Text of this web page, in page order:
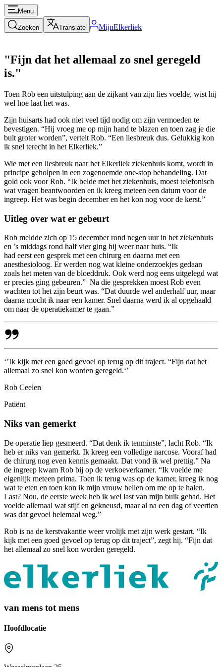
Menu
Zoeken Translate MijnElkerliek
"Fijn dat het allemaal zo snel geregeld
is."
Toen Rob een uitstulping aan de zijkant van zijn lies voelde, wist hij
wel hoe laat het was.
Zijn huisarts had ook niet veel tijd nodig om zijn vermoeden te
bevestigen. “Hij vroeg me op mijn hand te blazen en toen zag je die
bult groter worden”, vertelt Rob. “Een liesbreuk dus. Gelukkig kon
ik snel terecht in het Elkerliek.”
Wie met een liesbreuk naar het Elkerliek ziekenhuis komt, wordt in
principe geholpen in een zogenoemde one-stop behandeling. Dat
gold ook voor Rob. “Ik belde met het ziekenhuis, moest telefonisch
wat vragen beantwoorden en ik kreeg meteen een datum voor de
ingreep. Het was begin december en het kon nog voor de kerst.”
Uitleg over wat er gebeurt
Rob meldde zich op 15 december rond negen uur in het ziekenhuis
en ’s middags rond half vier ging hij weer naar huis. “Ik
had eerst een gesprek met een chirurg en daarna met een
anesthesioloog. Er werden nog wat kleine onderzoekjes gedaan
zoals het meten van de bloeddruk. Ook werd nog eens uitgelegd wat
er precies ging gebeuren.” Na die gesprekken moest Rob even
wachten tot het zijn beurt was. “Dat duurde wel anderhalf uur, maar
daarna mocht ik naar een kamer. Snel daarna werd ik al opgehaald
om naar de operatiekamer te gaan.”
‘’Ik kijk met een goed gevoel op terug op dit traject. “Fijn dat het
allemaal zo snel kon worden geregeld.‘’
Rob Ceelen
Patiënt
Niks van gemerkt
De operatie liep gesmeerd. “Dat denk ik tenminste”, lacht Rob. “Ik
heb er niks van gemerkt. Ik kreeg een volledige narcose. Vooraf had
de chirurg nog even kennis gemaakt. Dat vond ik wel prettig.” Na
de ingreep kwam Rob bij op de verkoeverkamer. “Ik voelde me
eigenlijk meteen prima. Toen ik terug was op de kamer, kreeg ik nog
wat te eten en toen kon ik mijn vrouw bellen om me op te halen.
Last? Nou, de eerste week heb ik wel last van mijn buik gehad. Het
voelde allemaal wat stijf en gekneusd, maar al na een dag of veertien
was dat gevoel helemaal weg.”
Rob is na de kerstvakantie weer vrolijk met zijn werk gestart. “Ik
kijk met een goed gevoel op terug op dit traject”, zegt hij. “Fijn dat
het allemaal zo snel kon worden geregeld.
van mens tot mens
Hoofdlocatie